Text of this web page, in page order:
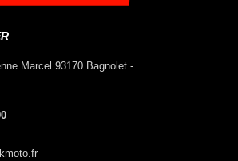
Marcel 93170 Bagnolet -